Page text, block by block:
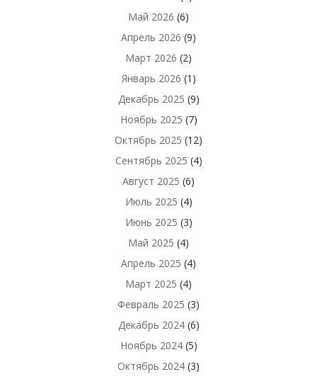
Май 2026 (6)
Апрель 2026 (9)
Март 2026 (2)
Январь 2026 (1)
Декабрь 2025 (9)
Ноябрь 2025 (7)
Октябрь 2025 (12)
Сентябрь 2025 (4)
Август 2025 (6)
Июль 2025 (4)
Июнь 2025 (3)
Май 2025 (4)
Апрель 2025 (4)
Март 2025 (4)
Февраль 2025 (3)
Декабрь 2024(6)
Ноябрь 2024(5)
Октябрь 2024 (3)